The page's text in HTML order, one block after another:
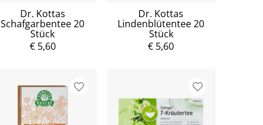
Dr. Kottas
Schafgarbentee 20
Stück
€ 5,60
Dr. Kottas
Lindenblütentee 20
Stück
€ 5,60